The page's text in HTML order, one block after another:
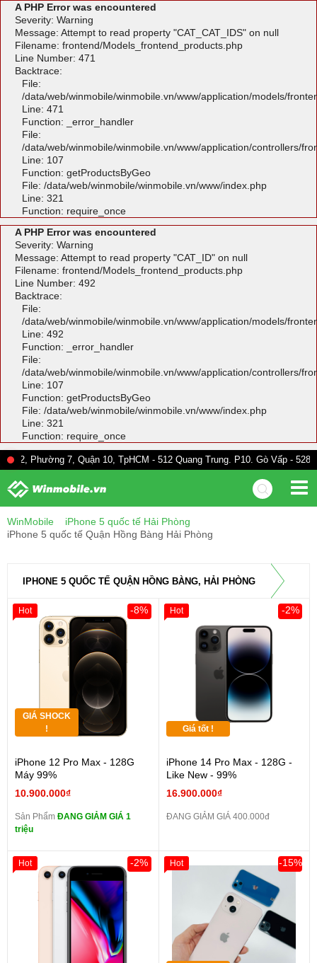
A PHP Error was encountered
Severity: Warning
Message: Attempt to read property "CAT_CAT_IDS" on null
Filename: frontend/Models_frontend_products.php
Line Number: 471
Backtrace:
File:
/data/web/winmobile/winmobile.vn/www/application/models/
Line: 471
Function: _error_handler
File:
/data/web/winmobile/winmobile.vn/www/application/controllers/
Line: 107
Function: getProductsByGeo
File: /data/web/winmobile/winmobile.vn/www/index.php
Line: 321
Function: require_once
A PHP Error was encountered
Severity: Warning
Message: Attempt to read property "CAT_ID" on null
Filename: frontend/Models_frontend_products.php
Line Number: 492
Backtrace:
File:
/data/web/winmobile/winmobile.vn/www/application/models/
Line: 492
Function: _error_handler
File:
/data/web/winmobile/winmobile.vn/www/application/controllers/
Line: 107
Function: getProductsByGeo
File: /data/web/winmobile/winmobile.vn/www/index.php
Line: 321
Function: require_once
7, Quận 10, TpHCM - 512 Quang Trung. P10. Gò Vấp - 528A Trường
WinMobile
iPhone 5 quốc tế Hải Phòng
iPhone 5 quốc tế Quận Hồng Bàng Hải Phòng
IPHONE 5 QUỐC TẾ QUẬN HỒNG BÀNG, HẢI PHÒNG
GIÁ SHOCK
!
iPhone 12 Pro Max - 128G
Máy 99%
10.900.000₫
-8%
Sản Phẩm ĐANG GIẢM GIÁ 1
triệu
Hot
Giá tốt !
iPhone 14 Pro Max - 128G -
Like New - 99%
16.900.000₫
-2%
ĐANG GIẢM GIÁ 400.000đ
Hot
-2%
Hot -15%
Hot